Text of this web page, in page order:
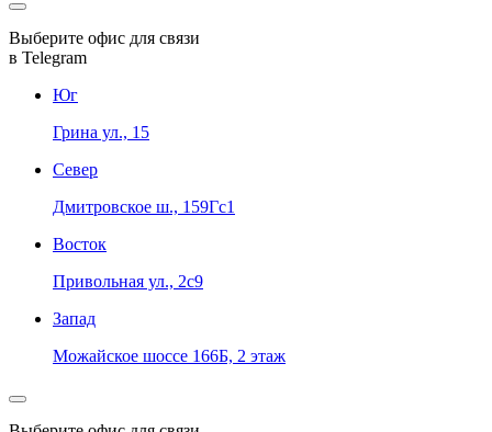
Выберите офис для связи
в Telegram
Юг
Грина ул., 15
Север
Дмитровское ш., 159Гс1
Восток
Привольная ул., 2с9
Запад
Можайское шоссе 166Б, 2 этаж